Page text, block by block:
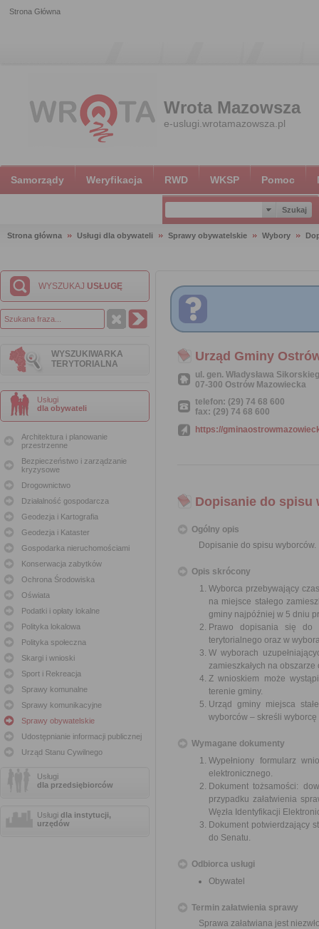
Strona Główna
Wrota Mazowsza
e-uslugi.wrotamazowsza.pl
Samorządy Weryfikacja RWD WKSP Pomoc
Strona główna Usługi dla obywateli Sprawy obywatelskie Wybory
WYSZUKAJ USŁUGĘ
WYSZUKIWARKA
TERYTORIALNA
Usługi
dla obywateli
Architektura i planowanie
przestrzenne
Bezpieczeństwo i zarządzanie
kryzysowe
Drogownictwo
Działalność gospodarcza
Geodezja i Kartografia
Geodezja i Kataster
Gospodarka nieruchomościami
Konserwacja zabytków
Ochrona Środowiska
Oświata
Podatki i opłaty lokalne
Polityka lokalowa
Polityka społeczna
Skargi i wnioski
Sport i Rekreacja
Sprawy komunalne
Sprawy komunikacyjne
Sprawy obywatelskie
Udostępnianie informacji publicznej
Urząd Stanu Cywilnego
Usługi
dla przedsiębiorców
Usługi dla instytucji,
urzędów
Urząd Gminy
ul. gen. Władysława
07-300 Ostrów Mazowiecka
telefon: (29) 74 68 600
fax: (29) 74 68 600
https://
Dopisanie do spisu
Ogólny opis
Dopisanie do spisu wyborców.
Opis skrócony
Wyborca przebywający
na miejsce stałego
gminy najpóźniej w 5 dniu
Prawo dopisania się do
terytorialnego oraz w
W wyborach
zamieszkałych na
Z wnioskiem może
terenie gminy.
Urząd gminy miejsca
wyborców – skreśli
Wymagane dokumenty
Wypełniony formularz
elektronicznego.
Dokument tożsamości:
przypadku załatwienia
Węzła Identyfikacji
Dokument potwierdzający
do Senatu.
Odbiorca usługi
Obywatel
Termin załatwienia sprawy
Sprawa załatwiana jest